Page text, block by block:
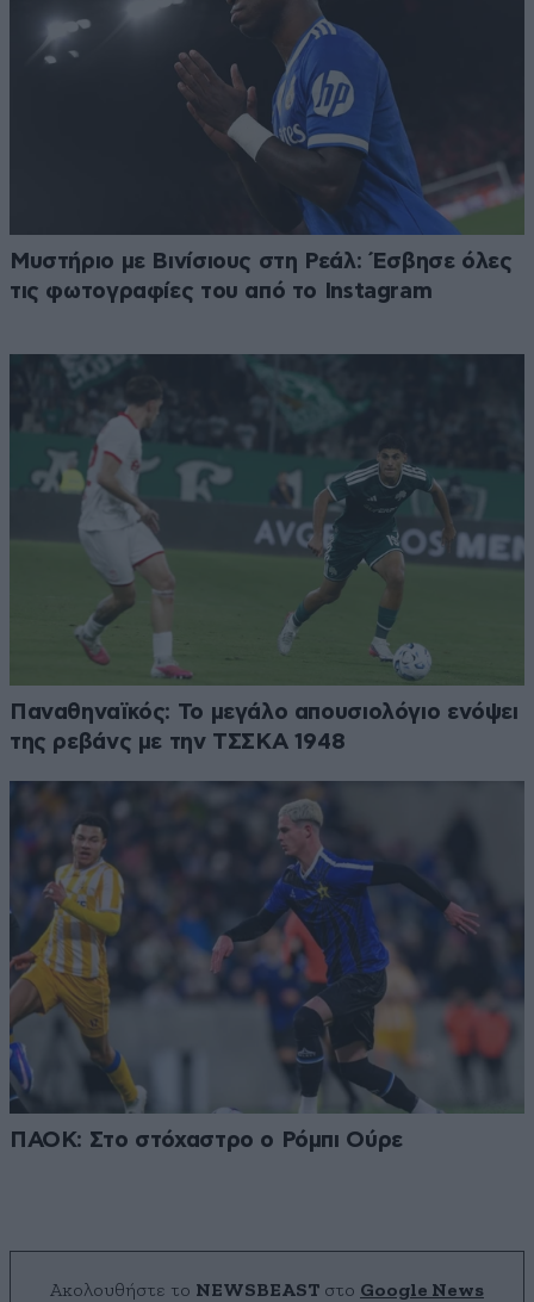
Μυστήριο με Βινίσιους στη Ρεάλ: Έσβησε όλες
τις φωτογραφίες του από το Instagram
Παναθηναϊκός: Το μεγάλο απουσιολόγιο ενόψει
της ρεβάνς με την ΤΣΣΚΑ 1948
ΠΑΟΚ: Στο στόχαστρο ο Ρόμπι Ούρε
Ακολουθήστε το NEWSBEAST στο Google News